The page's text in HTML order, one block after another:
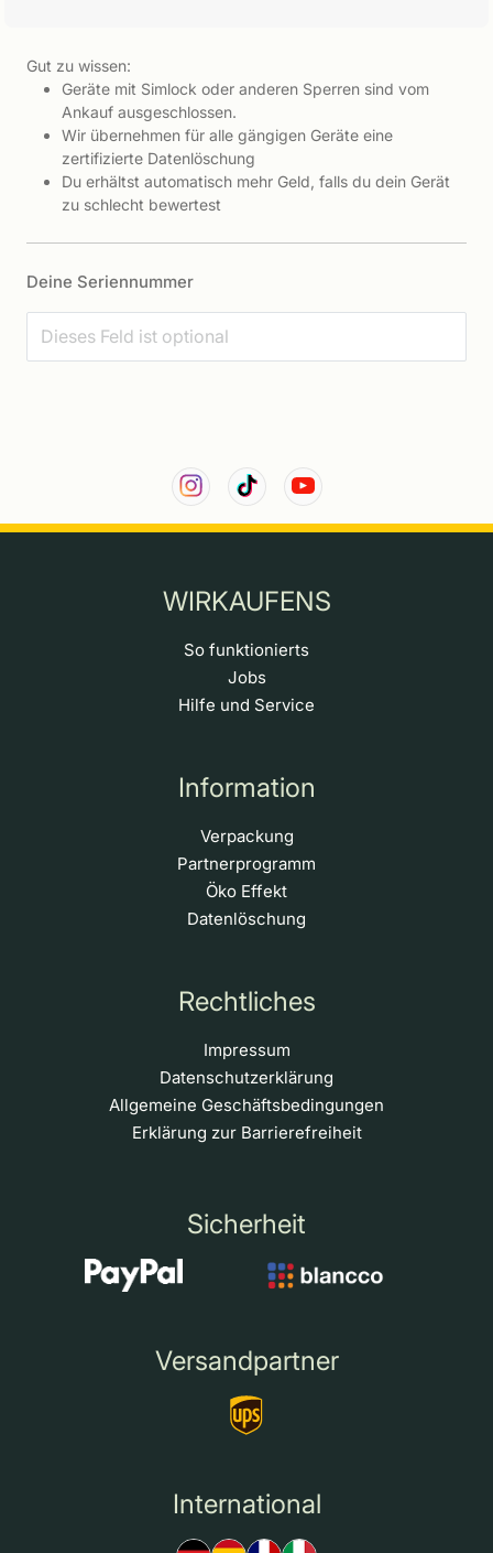
Gut zu wissen:
Geräte mit Simlock oder anderen Sperren sind vom
Ankauf ausgeschlossen.
Wir übernehmen für alle gängigen Geräte eine
zertifizierte Datenlöschung
Du erhältst automatisch mehr Geld, falls du dein Gerät
zu schlecht bewertest
Deine Seriennummer
WIRKAUFENS
So funktionierts
Jobs
Hilfe und Service
Information
Verpackung
Partnerprogramm
Öko Effekt
Datenlöschung
Rechtliches
Impressum
Datenschutzerklärung
Allgemeine Geschäftsbedingungen
Erklärung zur Barrierefreiheit
Sicherheit
Versandpartner
International